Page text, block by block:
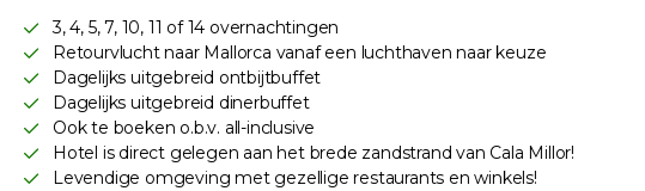
3, 4, 5, 7, 10, 11 of 14 overnachtingen
Retourvlucht naar Mallorca vanaf een luchthaven naar keuze
Dagelijks uitgebreid ontbijtbuffet
Dagelijks uitgebreid dinerbuffet
Ook te boeken o.b.v. all-inclusive
Hotel is direct gelegen aan het brede zandstrand van Cala Millor!
Levendige omgeving met gezellige restaurants en winkels!